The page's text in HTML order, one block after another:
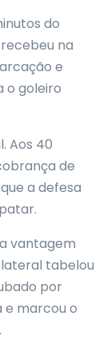
do
na
e
o goleiro
Aos 40
de
a defesa
vantagem
lateral tabelou
por
e marcou o